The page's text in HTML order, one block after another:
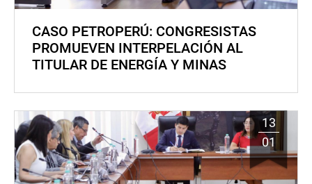
CASO PETROPERÚ: CONGRESISTAS
PROMUEVEN INTERPELACIÓN AL
TITULAR DE ENERGÍA Y MINAS
13
01